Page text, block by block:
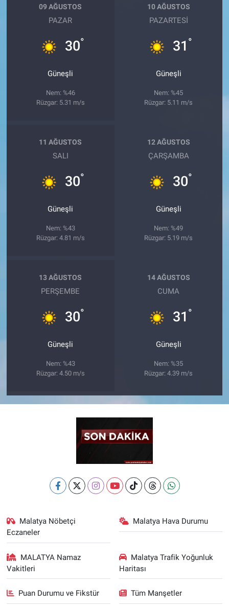
09 AĞUSTOS
PAZAR
30°
Güneşli
Nem: %46
Rüzgar: 5.31 m/s
10 AĞUSTOS
PAZARTESI
31 °
Güneşli
Nem: %45
Rüzgar: 5.11 m/s
11 AĞUSTOS
SALI
30°
Güneşli
Nem: %43
Rüzgar: 4.81 m/s
12 AĞUSTOS
ÇARŞAMBA
30°
Güneşli
Nem: %49
Rüzgar: 5.19 m/s
13 AĞUSTOS
PERŞEMBE
30°
Güneşli
Nem: %43
Rüzgar: 4.50 m/s
14 AĞUSTOS
CUMA
31 °
Güneşli
Nem: %35
Rüzgar: 4.39 m/s
Malatya Nöbetçi
Eczaneler
Malatya Hava Durumu
MALATYA Namaz
Vakitleri
Malatya Trafik Yoğunluk
Haritası
Puan Durumu ve Fikstür Tüm Manşetler